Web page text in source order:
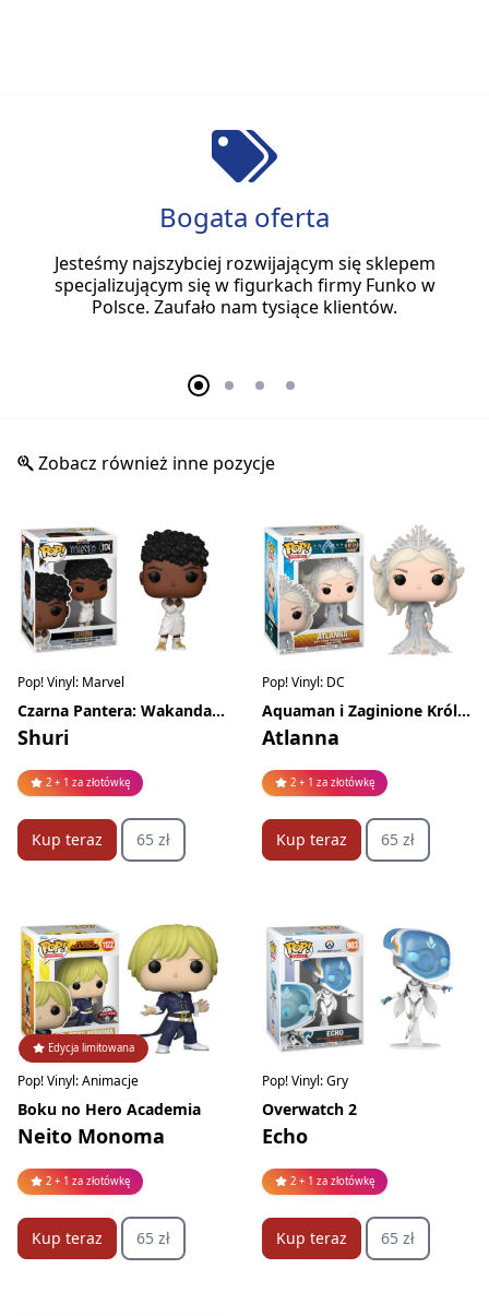
Bogata oferta
Jesteśmy najszybciej rozwijającym się sklepem
specjalizującym się w figurkach firmy Funko w
Polsce. Zaufało nam tysiące klientów.
Zobacz również inne pozycje
Pop! Vinyl: Marvel
Czarna Pantera: Wakanda w moim sercu
Shuri
2 + 1 za złotówkę
Kup teraz 65 zł
Pop! Vinyl: DC
Aquaman i Zaginione Królestwo
Atlanna
2 + 1 za złotówkę
Kup teraz 65 zł
Edycja limitowana
Pop! Vinyl: Animacje
Boku no Hero Academia
Neito Monoma
2 + 1 za złotówkę
Kup teraz 65 zł
Pop! Vinyl: Gry
Overwatch 2
Echo
2 + 1 za złotówkę
Kup teraz 65 zł